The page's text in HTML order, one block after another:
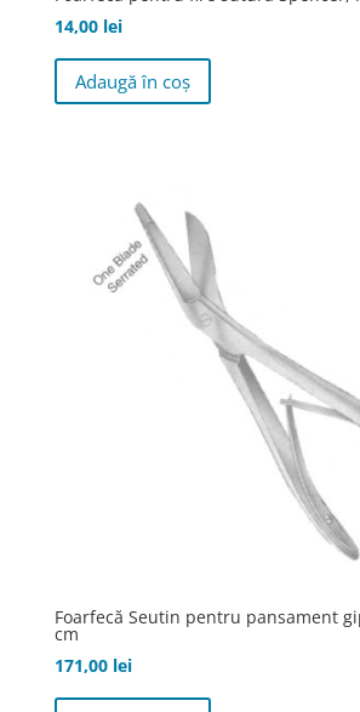
14,00 lei
Adaugă în coș
Foarfecă Seutin pentru pansament
cm
171,00 lei